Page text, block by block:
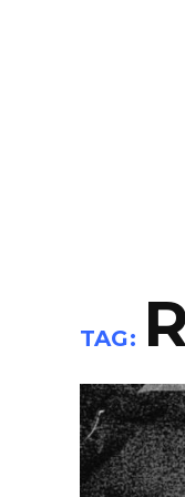
TAG: